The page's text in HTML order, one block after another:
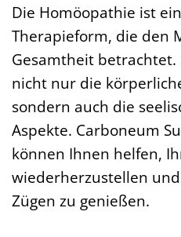
Die Homöopathie ist
Therapieform, die den
Gesamtheit betrachtet.
nicht nur die
sondern auch die
Aspekte. Carboneum
können Ihnen helfen,
wiederherzustellen
Zügen zu genießen.